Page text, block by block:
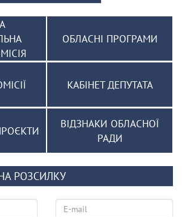
ОБЛАСНІ ПРОГРАМИ
КАБІНЕТ ДЕПУТАТА
ВІДЗНАКИ ОБЛАСНОЇ
РАДИ
РОЗСИЛКУ